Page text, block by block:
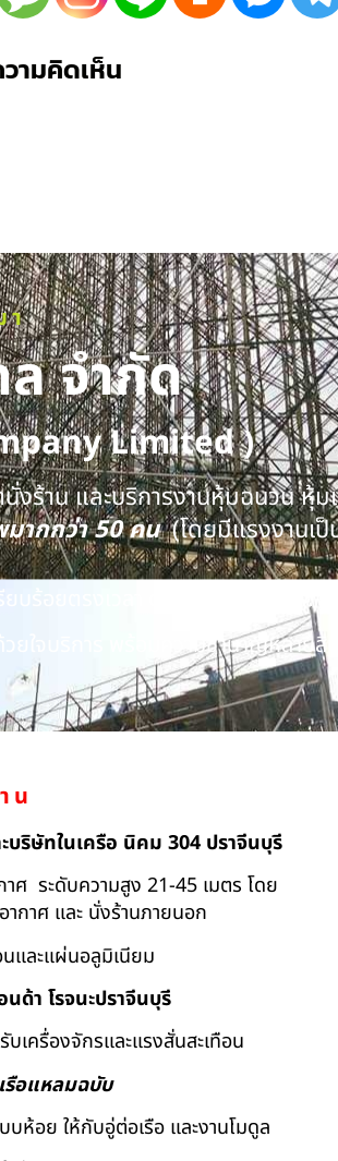
ามคิดเห็น
า
จำกัด
Limited )
นั่งร้าน และบริการงานหุ้มฉนวน
มากกว่า 50 คน(โดยมีแรงงานเ
ยบร้อยตรงเวลา ด้วยทีมงานคุณภาพ
ใจบริการ พร้อมความชำนาญหลายสิบปี
น
ริษัทในเครือ นิคม 304 ปราจีนบุรี
ศ ระดับความสูง 21-45 เมตร โดย
กาศ และ นั่งร้านภายนอก
และแผ่นอลูมิเนียม
นด้า โรจนะปราจีนบุรี
ครื่องจักรและแรงสั่นสะเทือน
รือแหลมฉบับ
ห้อย ให้กับอู่ต่อเรือ และงานโมดูล